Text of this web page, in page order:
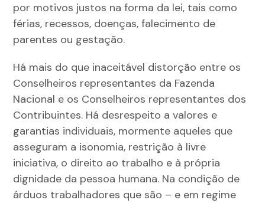
por motivos justos na forma da lei, tais como
férias, recessos, doenças, falecimento de
parentes ou gestação.
Há mais do que inaceitável distorção entre os
Conselheiros representantes da Fazenda
Nacional e os Conselheiros representantes dos
Contribuintes. Há desrespeito a valores e
garantias individuais, mormente aqueles que
asseguram a isonomia, restrição à livre
iniciativa, o direito ao trabalho e à própria
dignidade da pessoa humana. Na condição de
árduos trabalhadores que são – e em regime